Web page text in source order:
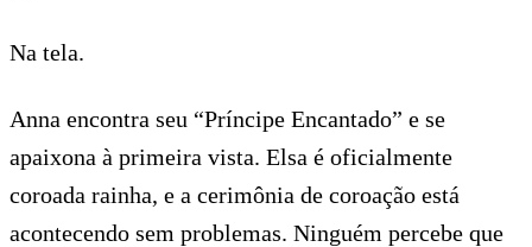
Na tela.
Anna encontra seu “Príncipe Encantado” e se
apaixona à primeira vista. Elsa é oficialmente
coroada rainha, e a cerimônia de coroação está
acontecendo sem problemas. Ninguém percebe que